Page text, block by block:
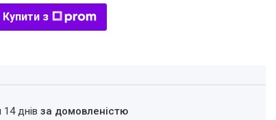
Купити з
14 днівза домовленістю